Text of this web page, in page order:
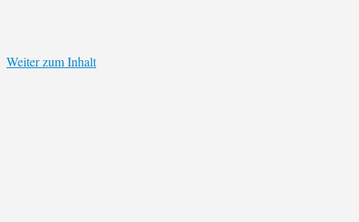
Weiter zum Inhalt